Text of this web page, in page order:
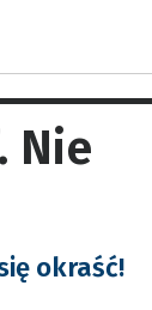
Nie
okraść!